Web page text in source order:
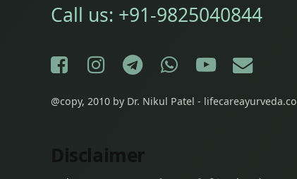
Call us: +91-9825040844
Facebook
Instagram
Telegram
WhatsApp
YouTube
E-mail
@copy, 2010 by Dr. Nikul Patel -